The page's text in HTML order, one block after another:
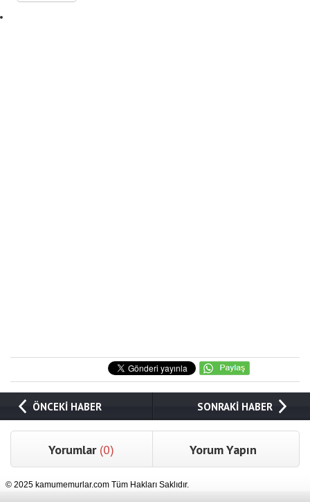
ÖNCEKİ HABER SONRAKİ HABER
Yorumlar (0) Yorum Yapın
© 2025 kamumemurlar.com Tüm Hakları Saklıdır.